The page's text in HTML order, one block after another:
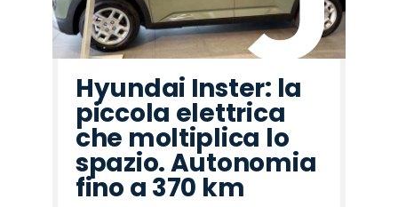
Hyundai Inster: la
piccola elettrica
che moltiplica lo
spazio. Autonomia
fino a 370 km